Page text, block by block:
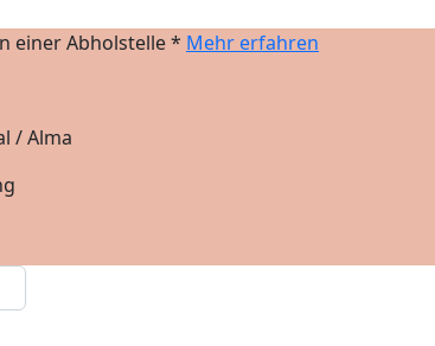
einer Abholstelle * Mehr erfahren
/ Alma